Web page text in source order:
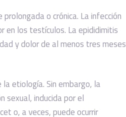
o crónica. La infección
en los testículos. La epididimitis
y dolor de al menos tres meses
la etiología. Sin embargo, la
sexual, inducida por el
o, a veces, puede ocurrir